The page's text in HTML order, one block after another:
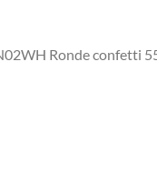
Ronde confetti